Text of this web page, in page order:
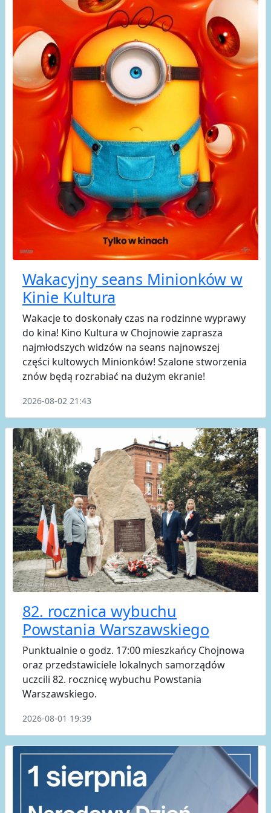
Wakacyjny seans Minionków w
Kinie Kultura
Wakacje to doskonały czas na rodzinne wyprawy
do kina! Kino Kultura w Chojnowie zaprasza
najmłodszych widzów na seans najnowszej
części kultowych Minionków! Szalone stworzenia
znów będą rozrabiać na dużym ekranie!
2026-08-02 21:43
82. rocznica wybuchu
Powstania Warszawskiego
Punktualnie o godz. 17:00 mieszkańcy Chojnowa
oraz przedstawiciele lokalnych samorządów
uczcili 82. rocznicę wybuchu Powstania
Warszawskiego.
2026-08-01 19:39